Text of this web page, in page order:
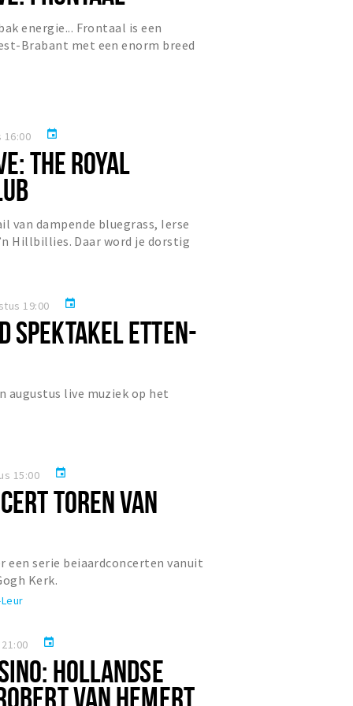
energie... Frontaal is een
Brabant met een enorm breed
16:00 event
THE ROYAL
van dampende bluegrass, Ierse
Hillbillies. Daar word je dorstig
Club barbecuet...
19:00 event
SPEKTAKEL ETTEN-
augustus live muziek op het
15:00 event
TOREN VAN
een serie beiaardconcerten vanuit
Kerk.
event
HOLLANDSE
VAN HEMERT